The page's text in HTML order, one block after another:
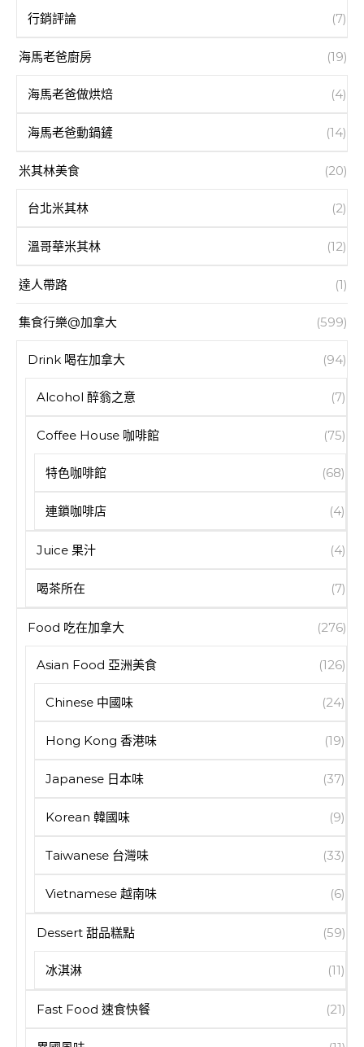
行銷評論 (7)
海馬老爸廚房 (19)
海馬老爸做烘焙 (4)
海馬老爸動鍋鏟 (14)
米其林美食 (20)
台北米其林 (2)
溫哥華米其林 (12)
達人帶路 (1)
集食行樂@加拿大 (599)
Drink 喝在加拿大 (94)
Alcohol 醉翁之意 (7)
Coffee House 咖啡館 (75)
特色咖啡館 (68)
連鎖咖啡店 (4)
Juice 果汁 (4)
喝茶所在 (7)
Food 吃在加拿大 (276)
Asian Food 亞洲美食 (126)
Chinese 中國味 (24)
Hong Kong 香港味 (19)
Japanese 日本味 (37)
Korean 韓國味 (9)
Taiwanese 台灣味 (33)
Vietnamese 越南味 (6)
Dessert 甜品糕點 (59)
冰淇淋 (11)
Fast Food 速食快餐 (21)